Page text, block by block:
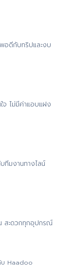
อดีกับทริปและงบ
จ ไม่มีค่าแอบแฝง
ทีมงานทางไลน์
สะดวกทุกอุปกรณ์
บ Haadoo